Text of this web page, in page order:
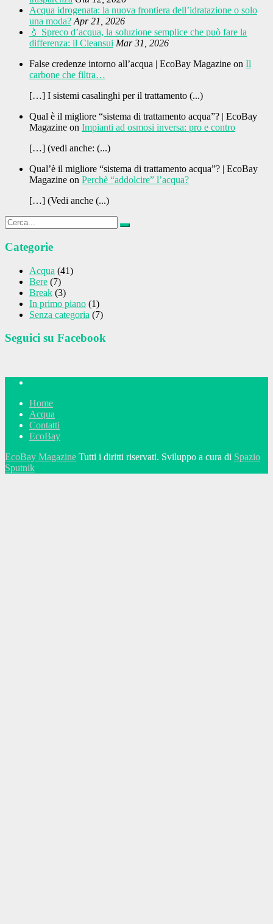
Acqua idrogenata: la nuova frontiera dell’idratazione o solo
una moda? Apr 21, 2026
💧 Spreco d’acqua, la soluzione semplice che può fare la
differenza: il Cleansui Mar 31, 2026
False credenze intorno all’acqua | EcoBay Magazine on Il
carbone che filtra…
[…] I sistemi casalinghi per il trattamento (...)
Qual è il migliore “sistema di trattamento acqua”? | EcoBay
Magazine on Impianti ad osmosi inversa: pro e contro
[…] (vedi anche: (...)
Qual’è il migliore “sistema di trattamento acqua”? | EcoBay
Magazine on Perchè “addolcire” l’acqua?
[…] (Vedi anche (...)
Categorie
Acqua (41)
Bere (7)
Break (3)
In primo piano (1)
Senza categoria (7)
Seguici su Facebook
Home
Acqua
Contatti
EcoBay
EcoBay Magazine Tutti i diritti riservati. Sviluppo a cura di Spazio
Sputnik